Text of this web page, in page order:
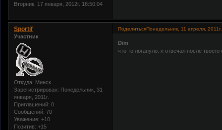
Вторник, 17 января, 2012г. 18:50:04
ПоделитьсяПонедельник, 11 апреля,
Sportif
Участник
Откуда: Минск
Зарегистрирован: Понедельник, 31
января, 2011г.
Приглашений: 0
Сообщений: 70
Уважение: +10
Позитив: +15
Dim
что то логануло. я отвечал после